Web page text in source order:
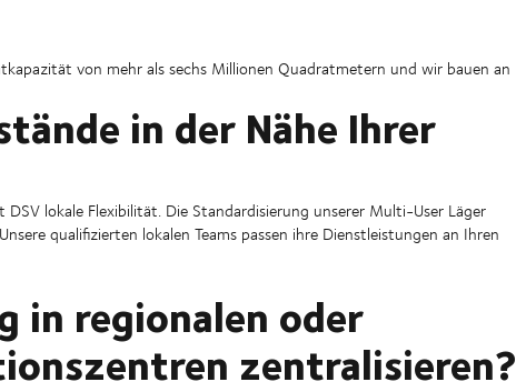
von mehr als sechs Millionen Quadratmetern und wir bauen an
in der Nähe Ihrer
lokale Flexibilität. Die Standardisierung unserer Multi-User Läger
qualifizierten lokalen Teams passen ihre Dienstleistungen an Ihren
in regionalen oder
zentralisieren?